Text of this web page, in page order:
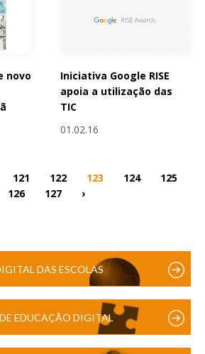
novo
Iniciativa Google RISE
apoia a utilização das
TIC
01.02.16
121 122 123 124
125
126
127 ›
DAS ESCOLAS
EDUCAÇÃO DIGITAL